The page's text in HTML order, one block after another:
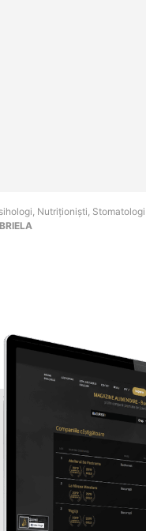
Nutriționiști,